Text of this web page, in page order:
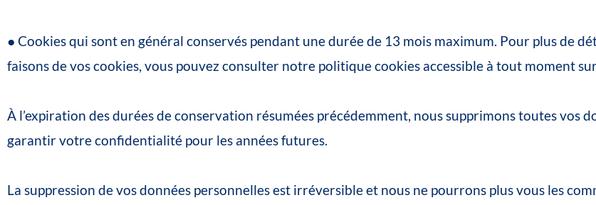
● Cookiesqui sonten général conservés pendant uneduréede 13 mois maximum. Pour plusde
faisonsdevoscookies, vous pouvezconsulter notre politiquecookies accessible à tout moment
À l’expiration desduréesdeconservation résumées précédemment, nous supprimonstoutesvos
garantirvotreconfidentialité pour les annéesfutures.
La suppression devosdonnées personnellesest irréversibleet nous ne pourrons plusvous les